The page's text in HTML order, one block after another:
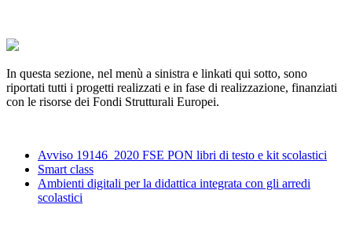
In questa sezione, nel menù a sinistra e linkati qui sotto, sono
riportati tutti i progetti realizzati e in fase di realizzazione, finanziati
con le risorse dei Fondi Strutturali Europei.
Avviso 19146_2020 FSE PON libri di testo e kit scolastici
Smart class
Ambienti digitali per la didattica integrata con gli arredi
scolastici